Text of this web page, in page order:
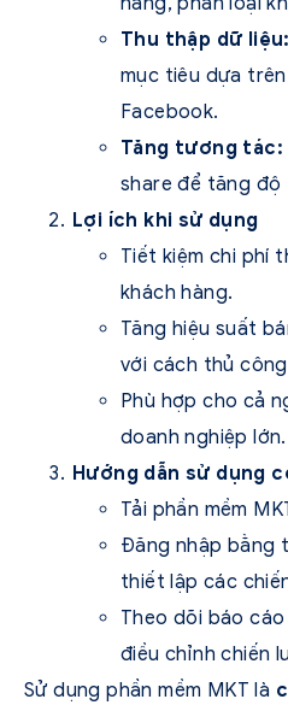
Thu thập dữ liệu:
mục tiêu dựa
Facebook.
Tăng tương tác:
share để tăng độ
Lợi ích khi sử dụng
Tiết kiệm chi phí
khách hàng.
Tăng hiệu suất
với cách thủ
Phù hợp cho cả
doanh nghiệp lớn.
Hướng dẫn sử dụng
Tải phần mềm
Đăng nhập bằng
thiết lập các
Theo dõi báo
điều chỉnh chiến
Sử dụng phần mềm MKT là